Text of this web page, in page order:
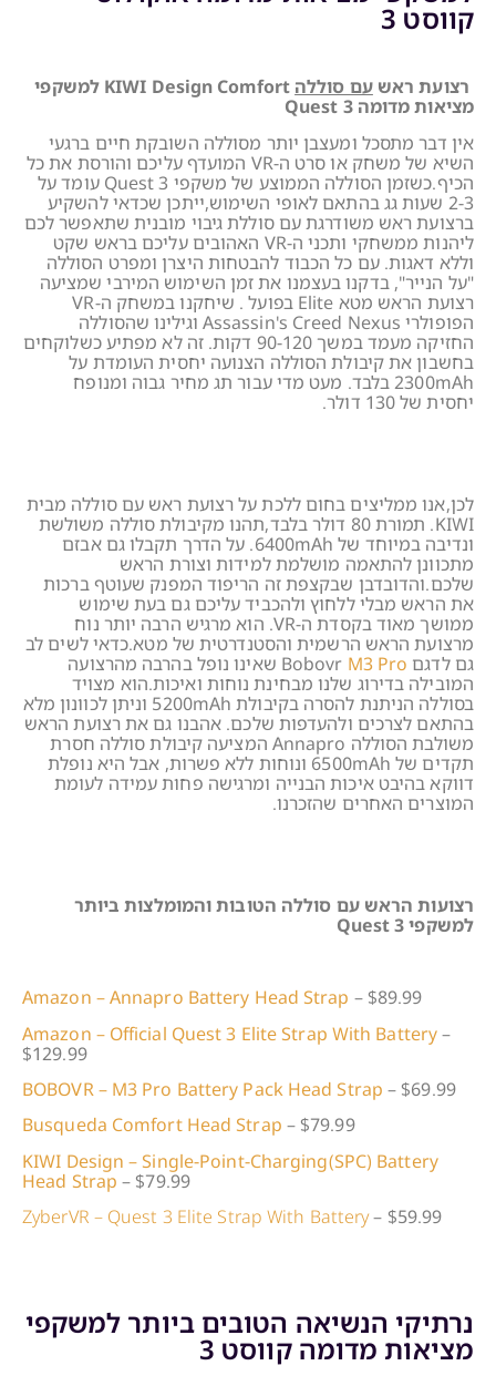
קווסט 3
רצועת ראשעם סוללה
KIWI Design Comfort למשקפי
מציאות מדומה Quest 3
אין דבר מתסכל ומעצבן יותר מסוללה השובקת חיים ברגעי
השיא של משחק או סרט ה-VR המועדף עליכם והורסת את כל
הכיף.כשזמן הסוללה הממוצע של משקפי Quest 3 עומד על
2-3 שעות גג בהתאם לאופי השימוש,ייתכן שכדאי להשקיע
ברצועת ראש משודרגת עם סוללת גיבוי מובנית שתאפשר לכם
ליהנות ממשחקי ותכני ה-VR האהובים עליכם בראש שקט
וללא דאגות. עם כל הכבוד להבטחות היצרן ומפרט הסוללה
"על הנייר", בדקנו בעצמנו את זמן השימוש המירבי שמציעה
רצועת הראש מטא Elite בפועל . שיחקנו במשחק ה-VR
הפופולרי Assassin's Creed Nexus וגילינו שהסוללה
החזיקה מעמד במשך 90-120 דקות. זה לא מפתיע כשלוקחים
בחשבון את קיבולת הסוללה הצנועה יחסית העומדת על
2300mAh בלבד. מעט מדי עבור תג מחיר גבוה ומנופח
יחסית של 130 דולר.
לכן,אנו ממליצים בחום ללכת על רצועת ראש עם סוללה מבית
KIWI. תמורת 80 דולר בלבד,תהנו מקיבולת סוללה משולשת
ונדיבה במיוחד של 6400mAh. על הדרך תקבלו גם אבזם
מתכוונן להתאמה מושלמת למידות וצורת הראש
שלכם.והדובדבן שבקצפת זה הריפוד המפנק שעוטף ברכות
את הראש מבלי ללחוץ ולהכביד עליכם גם בעת שימוש
ממושך מאוד בקסדת ה-VR. הוא מרגיש הרבה יותר נוח
מרצועת הראש הרשמית והסטנדרטית של מטא.כדאי לשים לב
גם לדגם Bobovr M3 Pro
שאינו נופל בהרבה מהרצועה
המובילה בדירוג שלנו מבחינת נוחות ואיכות.הוא מצויד
בסוללה הניתנת להסרה בקיבולת 5200mAh וניתן לכוונון מלא
בהתאם לצרכים ולהעדפות שלכם. אהבנו גם את רצועת הראש
משולבת הסוללה Annapro המציעה קיבולת סוללה חסרת
תקדים של 6500mAh ונוחות ללא פשרות, אבל היא נופלת
דווקא בהיבט איכות הבנייה ומרגישה פחות עמידה לעומת
המוצרים האחרים שהזכרנו.
רצועות הראש עם סוללה הטובות והמומלצות ביותר
למשקפי Quest 3
Amazon – Annapro Battery Head Strap – $89.99
Amazon – Official Quest 3 Elite Strap With Battery–
$129.99
BOBOVR – M3 Pro Battery Pack Head Strap – $69.99
Busqueda Comfort Head Strap – $79.99
KIWI Design – Single-Point-Charging(SPC) Battery
Head Strap – $79.99
ZyberVR – Quest 3 Elite Strap With Battery– $59.99
נרתיקי הנשיאה הטובים ביותר למשקפי
מציאות מדומה קווסט 3